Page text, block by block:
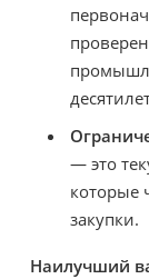
— это
которые
закупки.
Наилучший